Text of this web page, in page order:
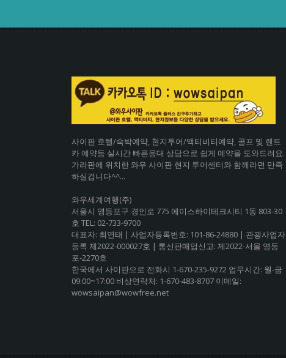
사이판 호텔/숙박예약, 현지투어/액티비티예약, 골프 및 렌트
카 예약등 실시간 빠른응대 상담으로 쉽게 예약을 도와드려요.
가라판에 위치한 와우 사이판 현지 투어센터와 함께라면 만족
하실겁니다^^...
와우세계여행(주)
서울시 영등포구 경인로 775 에이스하이테크시티 1동 803-30
호 TEL: 02-733-9700
대표자: 최연태 | 사업자등록번호: 101-86-24880 | 관광사업자
등록 제2022-000027호 | 통신판매업신고: 제2022-서울 영등
포-2270호
한국에서 사이판으로 전화시 1-670-235-9272 업무시간: 월-금
09:00~17:00 비상연락처: 1-670-483-8707 이메일:
wowsaipan@wowfree.net